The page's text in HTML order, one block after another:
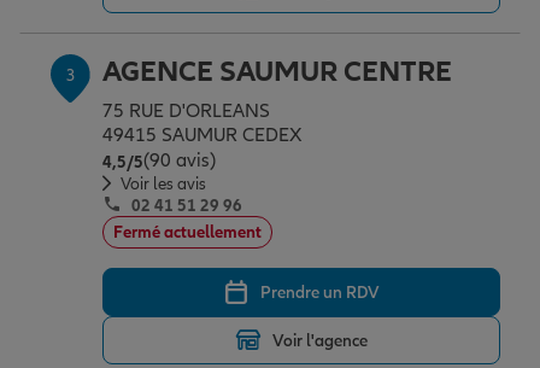
Garantie des accidents de la vie
Assurance scolaire
Protection juridique
3 AGENCE SAUMUR CENTRE
75 RUE D'ORLEANS
49415 SAUMUR CEDEX
4,5/5Note de 4.5 sur 5
(90 avis)
Voir les avis
02 41 51 29 96
Fermé actuellement
Prendre un RDV
Voir l'agence